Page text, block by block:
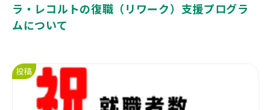
ラ・レコルトの復職（リワーク）支援プログラ
ムについて
投稿